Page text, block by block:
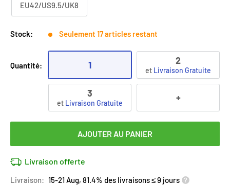
EU42/US9.5/UK8
Stock: Seulement 17 articles restant
Quantité: 1 2
et Livraison Gratuite
3
et Livraison Gratuite +
AJOUTER AU PANIER
Livraison offerte
Livraison: 15-21 Aug, 81.4% des livraisons ≤ 9 jours